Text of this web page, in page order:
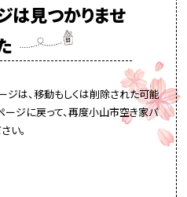
は見つかりませ
ジは、移動もしくは削除された可能
ージに戻って、再度小山市空き家バ
い。